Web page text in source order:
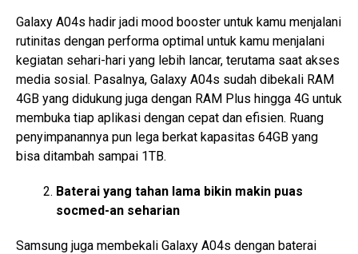
Galaxy A04s hadir jadi mood booster untuk kamu menjalani
rutinitas dengan performa optimal untuk kamu menjalani
kegiatan sehari-hari yang lebih lancar, terutama saat akses
media sosial. Pasalnya, Galaxy A04s sudah dibekali RAM
4GB yang didukung juga dengan RAM Plus hingga 4G untuk
membuka tiap aplikasi dengan cepat dan efisien. Ruang
penyimpanannya pun lega berkat kapasitas 64GB yang
bisa ditambah sampai 1TB.
Baterai yang tahan lama bikin makin puas
socmed-an seharian
Samsung juga membekali Galaxy A04s dengan baterai